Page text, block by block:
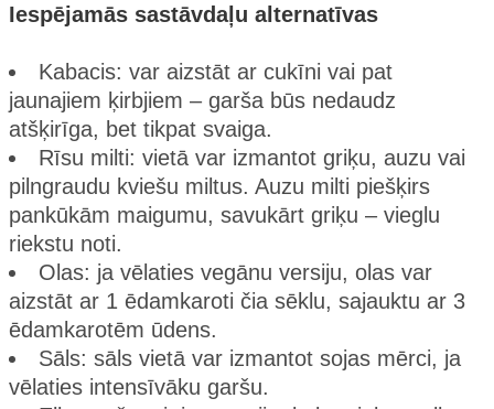
Iespējamās sastāvdaļu alternatīvas
Kabacis: var aizstāt ar cukīni vai pat
jaunajiem ķirbjiem – garša būs nedaudz
atšķirīga, bet tikpat svaiga.
Rīsu milti: vietā var izmantot griķu, auzu vai
pilngraudu kviešu miltus. Auzu milti piešķirs
pankūkām maigumu, savukārt griķu – vieglu
riekstu noti.
Olas: ja vēlaties vegānu versiju, olas var
aizstāt ar 1 ēdamkaroti čia sēklu, sajauktu ar 3
ēdamkarotēm ūdens.
Sāls: sāls vietā var izmantot sojas mērci, ja
vēlaties intensīvāku garšu.